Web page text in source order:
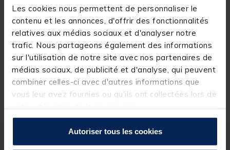
Les cookies nous permettent de personnaliser le
contenu et les annonces, d'offrir des fonctionnalités
relatives aux médias sociaux et d'analyser notre
trafic. Nous partageons également des informations
sur l'utilisation de notre site avec nos partenaires de
médias sociaux, de publicité et d'analyse, qui peuvent
combiner celles-ci avec d'autres informations que
vous leur avez fournies ou qu'ils ont collectées lors de
Autoriser tous les cookies
12, 99 €
Description Spécifications